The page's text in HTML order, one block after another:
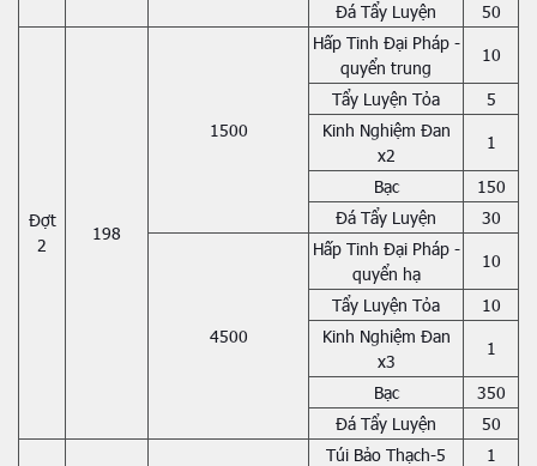
Đá Tẩy Luyện
50
Đợt
2
198
1500
Hấp Tinh Đại Pháp -
quyển trung
10
Tẩy Luyện Tỏa
5
Kinh Nghiệm Đan
x2
1
Bạc
150
Đá Tẩy Luyện
30
4500
Hấp Tinh Đại Pháp -
quyển hạ
10
Tẩy Luyện Tỏa
10
Kinh Nghiệm Đan
x3
1
Bạc
350
Đá Tẩy Luyện
50
Túi Bảo Thạch-5
1